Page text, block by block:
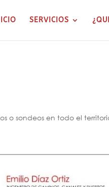
SERVICIOS
o sondeos en todo el